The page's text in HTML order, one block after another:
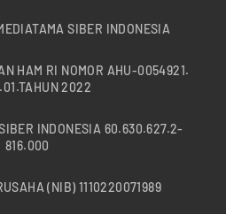
SIBER INDONESIA
HAM RI NOMOR AHU-0054921.
2022
INDONESIA 60.630.627.2-
816.000
(NIB) 1110220071989